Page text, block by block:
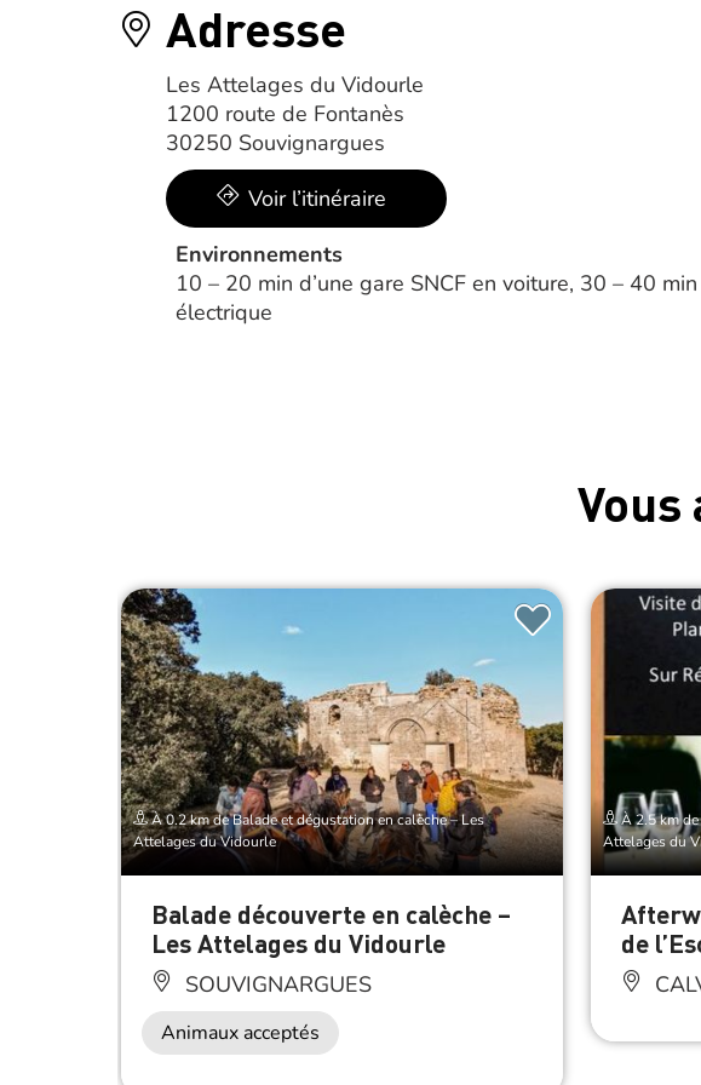
Adresse
Les Attelages du Vidourle
1200 route de Fontanès
30250 Souvignargues
Voir l’itinéraire
Environnements
10 – 20 min d’une gare SNCF en voiture, 30 – 40
électrique
À 0.2 km de Balade et dégustation en calèche – Les
Attelages du Vidourle
Balade découverte en calèche –
Les Attelages du Vidourle
SOUVIGNARGUES
Animaux acceptés
À 2.5 km de
Attelages du
de